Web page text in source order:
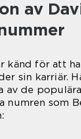
av
känd för att
sin karriär.
av de
numren som